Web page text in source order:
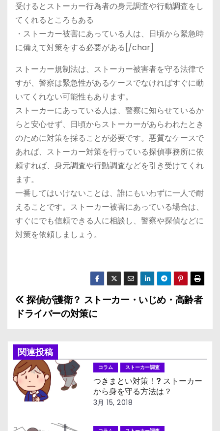
受けるとストーカー行為者の身元調査や行動調査をし
てくれるところもある
・ストーカー被害にあっている人は、日頃から緊急時
に備えて対策をする必要がある[/char]
ストーカー規制法は、ストーカー被害者を守る法律で
すが、警察は緊急性があるケースでなければすぐに動
いてくれない可能性もあります。
ストーカーにあっている人は、警察に知らせているか
らと安心せず、日頃からストーカーがあらわれたとき
のために対策を採ることが必要です。悪質なケースで
あれば、ストーカー対策を行っている探偵事務所に依
頼すれば、身元調査や行動調査などを引き受けてくれ
ます。
一番してはいけないことは、誰にもいわずに一人で耐
えることです。ストーカー被害にあっている場合は、
すぐにでも信頼できる人に相談し、警察や探偵などに
対策を依頼しましょう。
投
稿
ナ
ビ
ゲ
ー
探偵が護衛？ ストーカー・いじめ・高齢者
ドライバーの対策に
関連投稿
コラム ストーカー調査
つきまとい対策！? ストーカー
から身を守る方法は？
3月 15, 2018